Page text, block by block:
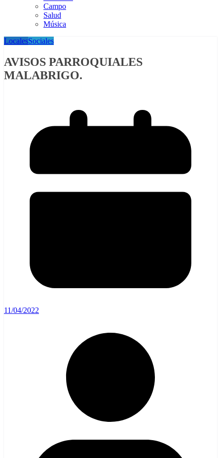
Campo
Salud
Música
LocalesSociales
AVISOS PARROQUIALES
MALABRIGO.
11/04/2022